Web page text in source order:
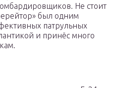
Не стоит
был одним
патрульных
и принёс много